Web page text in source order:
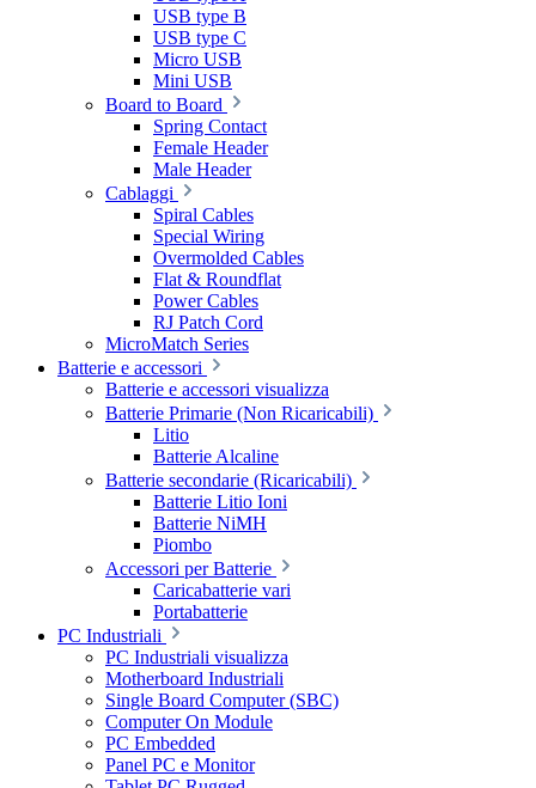
USB type B
USB type C
Micro USB
Mini USB
Board to Board
Spring Contact
Female Header
Male Header
Cablaggi
Spiral Cables
Special Wiring
Overmolded Cables
Flat & Roundflat
Power Cables
RJ Patch Cord
MicroMatch Series
Batterie e accessori
Batterie e accessori visualizza
Batterie Primarie (Non Ricaricabili)
Litio
Batterie Alcaline
Batterie secondarie (Ricaricabili)
Batterie Litio Ioni
Batterie NiMH
Piombo
Accessori per Batterie
Caricabatterie vari
Portabatterie
PC Industriali
PC Industriali visualizza
Motherboard Industriali
Single Board Computer (SBC)
Computer On Module
PC Embedded
Panel PC e Monitor